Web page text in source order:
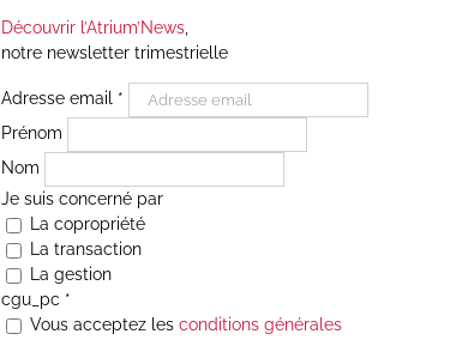
Découvrir l’Atrium’News,
notre newsletter trimestrielle
Adresse email *
Prénom
Nom
Je suis concerné par
La copropriété
La transaction
La gestion
cgu_pc *
Vous acceptez les conditions générales